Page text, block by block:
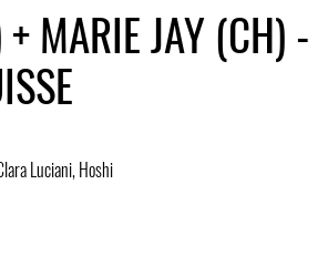
MARIE JAY (CH) -
Luciani, Hoshi